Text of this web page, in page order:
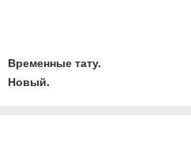
Временные тату.
Новый.